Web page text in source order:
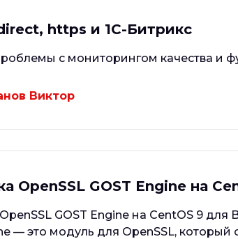
https и 1С-Битрикс
с мониторингом качества и
Виктор
OpenSSL GOST Engine на
GOST Engine на CentOS 9 для
— это модуль для OpenSSL,